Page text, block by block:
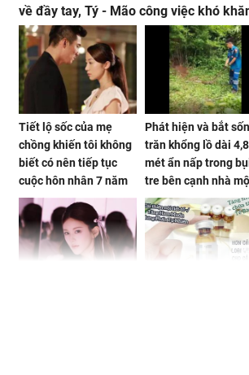
về đầy tay, Tý - Mão công việc khó
tiền bạc đội nón ra đi
Tiết lộ sốc của mẹ
chồng khiến tôi không
biết có nên tiếp tục
cuộc hôn nhân 7 năm
nữa hay không
Phát hiện và bắt
trăn khổng lồ dài 4,8
mét ẩn nấp trong
tre bên cạnh nhà
cụ bà